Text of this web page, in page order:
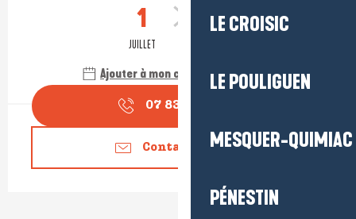
LE CROISIC
LE POULIGUEN
MESQUER-QUIMIAC
PÉNESTIN
1
JUILLET
31
Ajouter à mon calendrier Google
07 83 15 61
Contactez-nous